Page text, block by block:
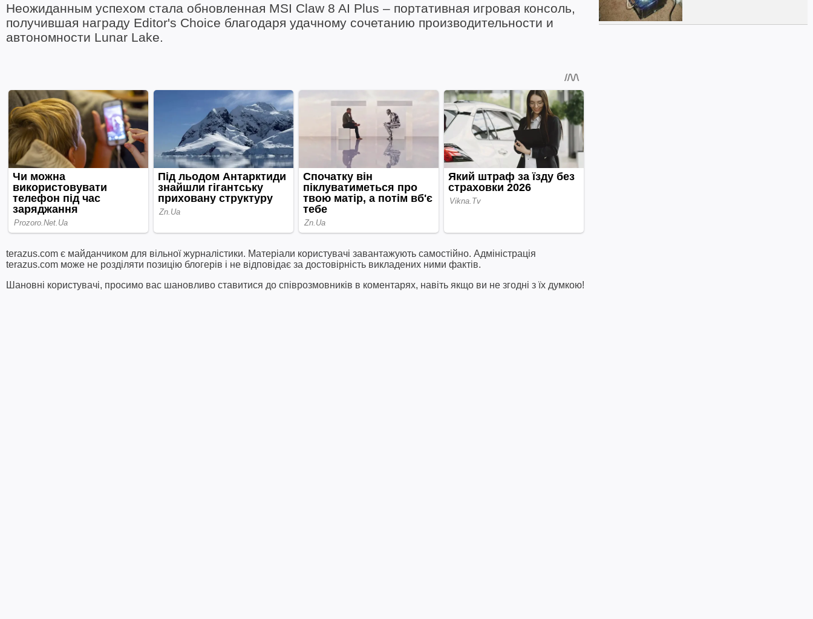
Неожиданным успехом стала обновленная MSI Claw 8 AI Plus – портативная игровая консоль,
получившая награду Editor's Choice благодаря удачному сочетанию производительности и
автономности Lunar Lake.
terazus.com є майданчиком для вільної журналістики. Матеріали користувачі завантажують самостійно. Адміністрація
terazus.com може не розділяти позицію блогерів і не відповідає за достовірність викладених ними фактів.
Шановні користувачі, просимо вас шановливо ставитися до співрозмовників в коментарях, навіть якщо ви не згодні з їх думкою!